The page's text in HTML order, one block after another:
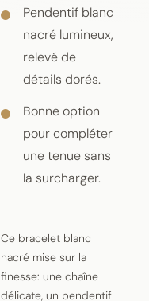
Pendentif blanc
nacré lumineux,
relevé de
détails dorés.
Bonne option
pour compléter
une tenue sans
la surcharger.
Ce bracelet blanc
nacré mise sur la
finesse: une chaîne
délicate, un pendentif